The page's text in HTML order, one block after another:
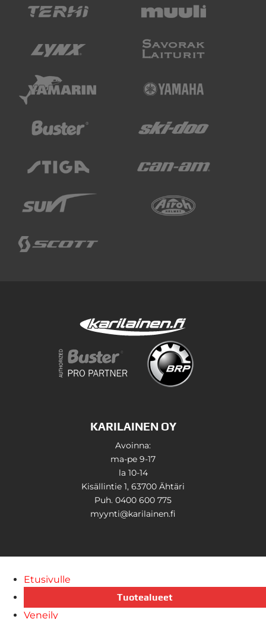
KARILAINEN OY
Avoinna:
ma-pe 9-17
la 10-14
Kisällintie 1, 63700 Ähtäri
Puh. 0400 600 775
myynti@karilainen.fi
Etusivulle
Tuotealueet
Veneily